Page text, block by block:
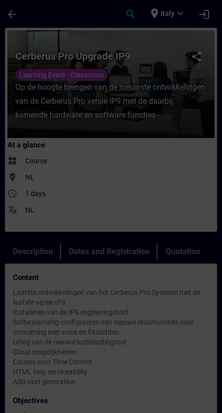
arrow_back search place Italy expand_more login
Course - Cerberus Pro Upgrade IP9 -
share
Cerberus Pro Upgrade IP9
Learning Event - Classroom
Op de hoogte brengen van de nieuwste ontwikkelingen
van de Cerberus Pro versie IP9 met de daarbij
komende hardware en software functies
At a glance
widgets Course
where_to_vote NL
access_time 1 days
translate NL
Description Dates and Registration Quotation
Content
Laatste ontwikkelingen van het Cerberus Pro Systeem met de
laatste versie IP9
Installeren van de IP9 engineringstool
Softwarematig configureren van nieuwe stuurfuncties voor
ontruiming met voice en flitslichten
Uitleg van de nieuwe lusbelastingtool
Cloud mogelijkheden
Causes voor Time Control
HTML help serviceability
ASD next generation
Objectives